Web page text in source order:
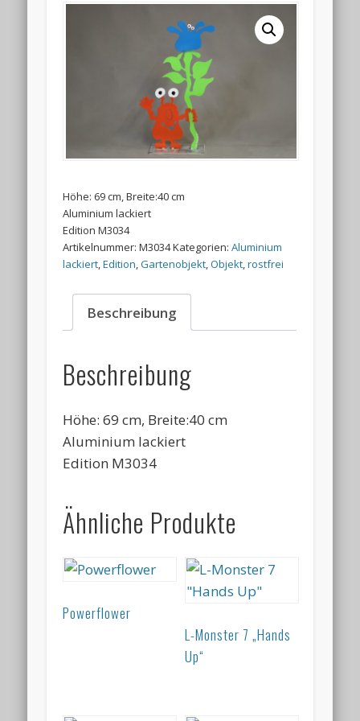
Höhe: 69 cm, Breite:40 cm
Aluminium lackiert
Edition M3034
Artikelnummer:M3034Kategorien:Aluminium
lackiert,Edition,Gartenobjekt,Objekt,rostfrei
Beschreibung
Beschreibung
Höhe: 69 cm, Breite:40 cm
Aluminium lackiert
Edition M3034
Ähnliche Produkte
Powerflower
L-Monster 7 „Hands
Up“